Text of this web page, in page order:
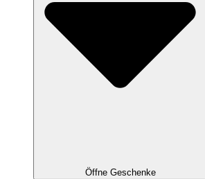
Öffne Geschenke